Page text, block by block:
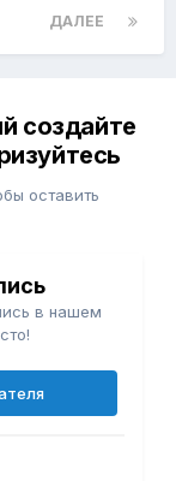
ДАЛЕЕ
создайте
оставить
в нашем